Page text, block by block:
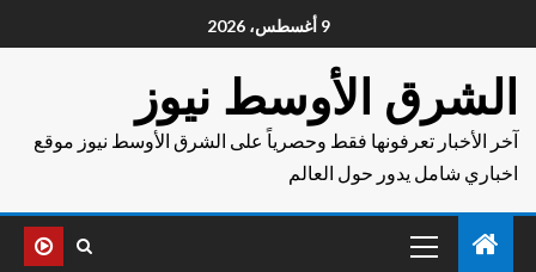
9 أغسطس، 2026
الشرق الأوسط نيوز
آخر الأخبار تعرفونها فقط وحصرياً على الشرق الأوسط نيوز موقع
اخباري شامل يدور حول العالم